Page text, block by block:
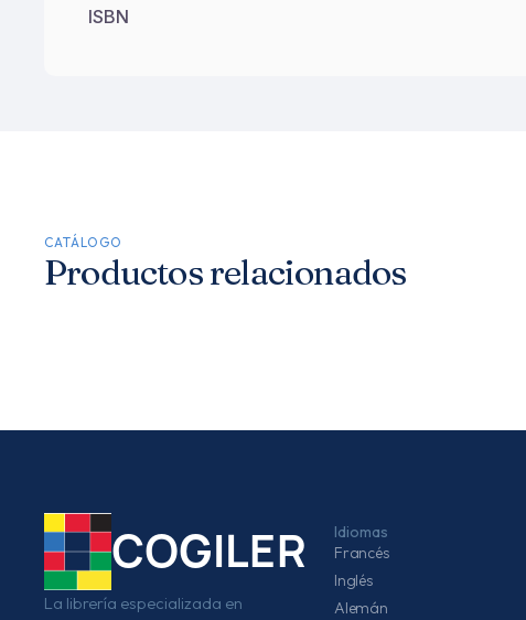
ISBN
CATÁLOGO
Productos relacionados
COGILER
La librería especializada en
Idiomas
Francés
Inglés
Alemán